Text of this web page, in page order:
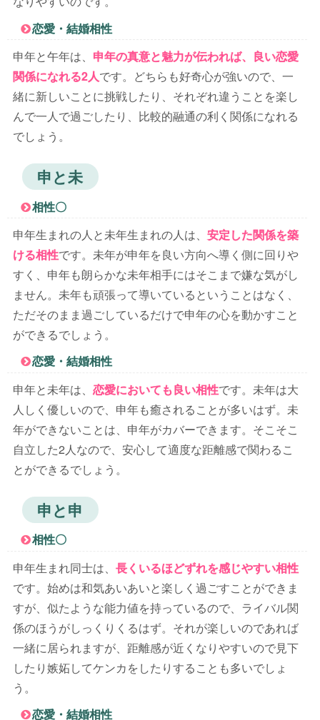
恋愛・結婚相性
申年と午年は、 申年の真意と魅力が伝われば、良い恋愛
関係になれる2人です。どちらも好奇心が強いので、一
緒に新しいことに挑戦したり、それぞれ違うことを楽し
んで一人で過ごしたり、比較的融通の利く関係になれる
でしょう。
申と未
相性〇
申年生まれの人と未年生まれの人は、 安定した関係を築
ける相性です。未年が申年を良い方向へ導く側に回りや
すく、申年も朗らかな未年相手にはそこまで嫌な気がし
ません。未年も頑張って導いているということはなく、
ただそのまま過ごしているだけで申年の心を動かすこと
ができるでしょう。
恋愛・結婚相性
申年と未年は、 恋愛においても良い相性です。未年は大
人しく優しいので、申年も癒されることが多いはず。未
年ができないことは、申年がカバーできます。そこそこ
自立した2人なので、安心して適度な距離感で関わるこ
とができるでしょう。
申と申
相性〇
申年生まれ同士は、 長くいるほどずれを感じやすい相性
です。始めは和気あいあいと楽しく過ごすことができま
すが、似たような能力値を持っているので、ライバル関
係のほうがしっくりくるはず。それが楽しいのであれば
一緒に居られますが、距離感が近くなりやすいので見下
したり嫉妬してケンカをしたりすることも多いでしょ
う。
恋愛・結婚相性